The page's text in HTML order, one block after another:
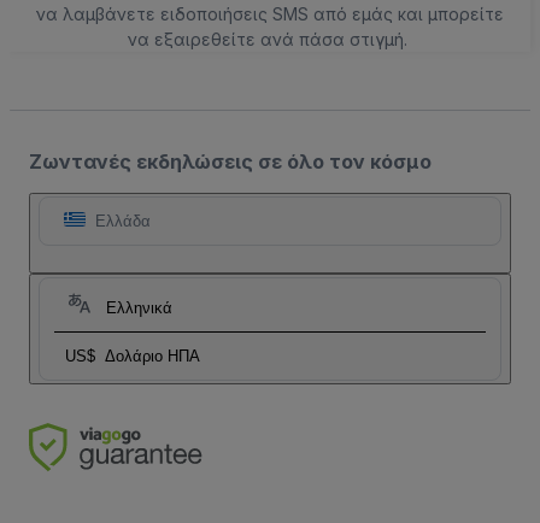
να λαμβάνετε ειδοποιήσεις SMS από εμάς και μπορείτε
να εξαιρεθείτε ανά πάσα στιγμή.
Ζωντανές εκδηλώσεις σε όλο τον κόσμο
Ελλάδα
Ελληνικά
US$ Δολάριο ΗΠΑ